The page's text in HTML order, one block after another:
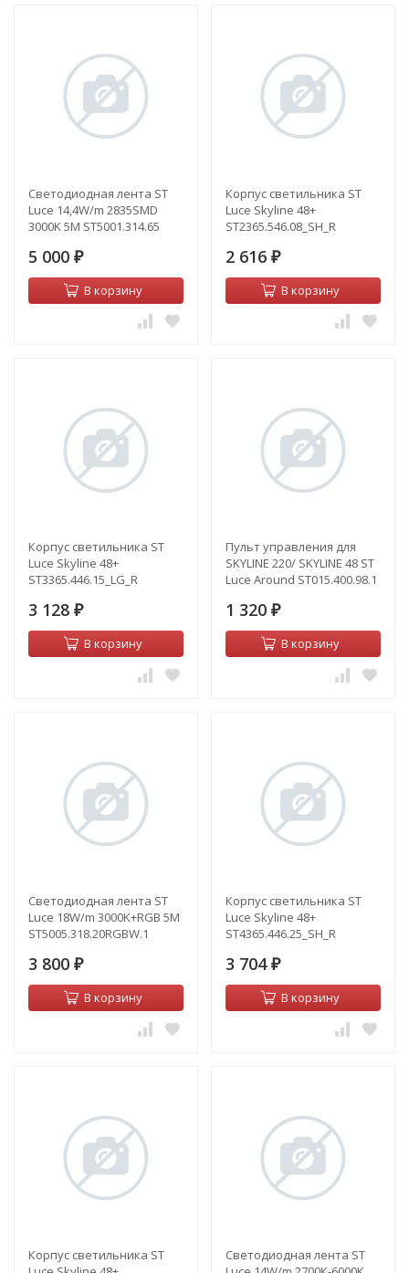
Светодиодная лента ST
Luce 14,4W/m 2835SMD
3000K 5M ST5001.314.65
5 000 ₽
В корзину
Корпус светильника ST
Luce Skyline 48+
ST2365.546.08_SH_R
2 616 ₽
В корзину
Корпус светильника ST
Luce Skyline 48+
ST3365.446.15_LG_R
3 128 ₽
В корзину
Пульт управления для
SKYLINE 220/ SKYLINE 48 ST
Luce Around ST015.400.98.1
1 320 ₽
В корзину
Светодиодная лента ST
Luce 18W/m 3000K+RGB 5M
ST5005.318.20RGBW.1
3 800 ₽
В корзину
Корпус светильника ST
Luce Skyline 48+
ST4365.446.25_SH_R
3 704 ₽
В корзину
Корпус светильника ST
Светодиодная лента ST